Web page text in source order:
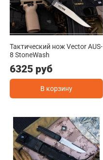
Тактический нож Vector AUS-
8 StoneWash
6325 руб
В корзину